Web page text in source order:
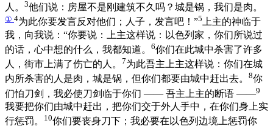
人。 3他们说：房屋不是刚建筑不久吗？城是锅，我们是肉。
① 4为此你要发言反对他们；人子，发言吧！”5上主的神临于
我，向我说：“你要说：上主这样说：以色列家，你们所说过
的话，心中想的什么，我都知道。 6你们在此城中杀害了许多
人，街市上满了伤亡的人。 7为此吾主上主这样说：你们在城
内所杀害的人是肉，城是锅，但你们都要由城中赶出去。 8你
们怕刀剑，我必使刀剑临于你们 —— 吾主上主的断语 ——9
我要把你们由城中赶出，把你们交于外人手中，在你们身上实
行惩罚。
10你们要丧身刀下；我必要在以色列边境上惩罚你